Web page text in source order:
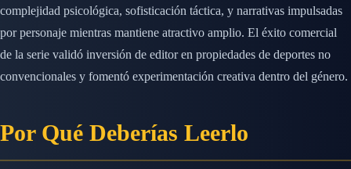
complejidad psicológica, sofisticación táctica, y narrativas impulsadas
por personaje mientras mantiene atractivo amplio. El éxito comercial
de la serie validó inversión de editor en propiedades de deportes no
convencionales y fomentó experimentación creativa dentro del género.
Por Qué Deberías Leerlo